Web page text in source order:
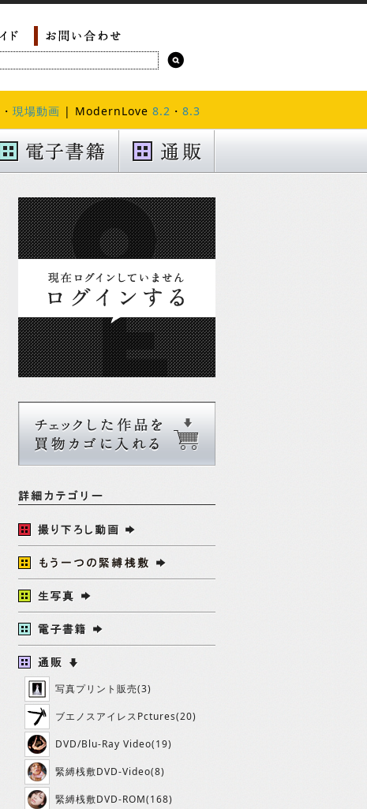
・ 現場動画 | ModernLove 8.2 ・ 8.3
写真プリント販売(3)
ブエノスアイレスPctures(20)
DVD/Blu-Ray Video(19)
緊縛桟敷DVD-Video(8)
緊縛桟敷DVD-ROM(168)